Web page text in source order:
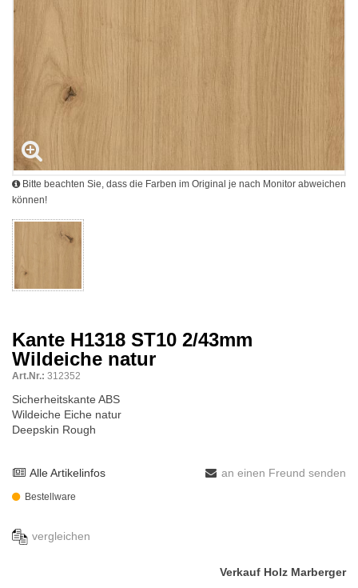
Bitte beachten Sie, dass die Farben im Original je nach Monitor abweichen
können!
Kante H1318 ST10 2/43mm
Wildeiche natur
Art.Nr.: 312352
Sicherheitskante ABS
Wildeiche Eiche natur
Deepskin Rough
Alle Artikelinfos an einen Freund senden
Bestellware
vergleichen
Verkauf Holz Marberger